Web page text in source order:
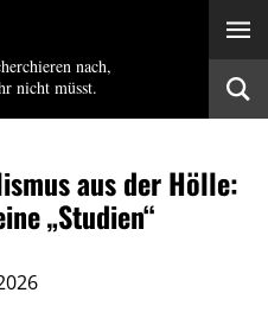
nach,
nicht müsst.
aus der Hölle:
„Studien“